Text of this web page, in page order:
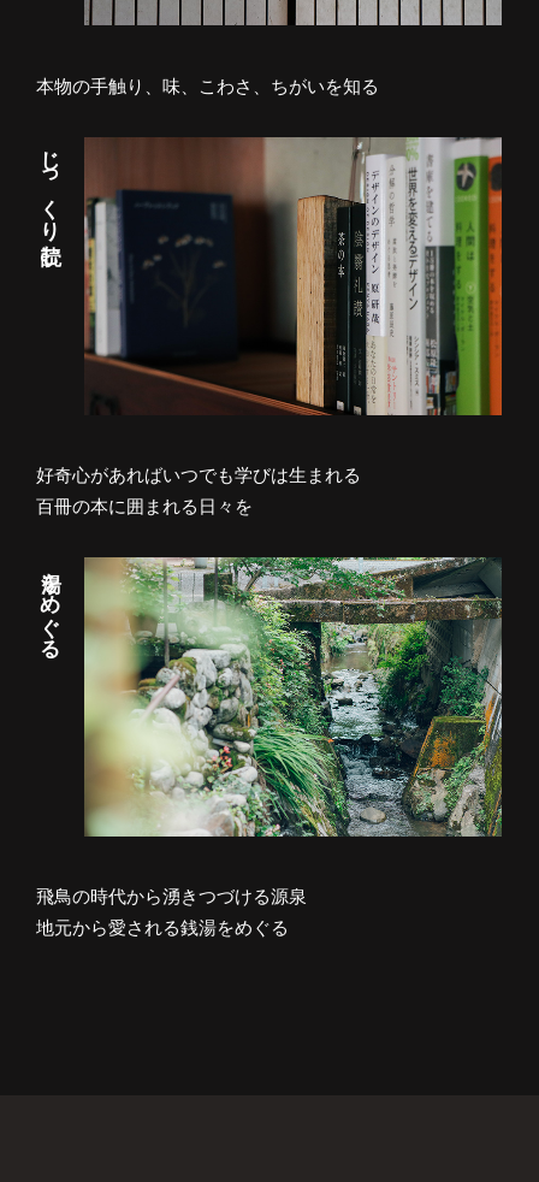
本物の手触り、味、こわさ、ちがいを知る
じっくり読む
好奇心があればいつでも学びは生まれる
百冊の本に囲まれる日々を
湯をめぐる
飛鳥の時代から湧きつづける源泉
地元から愛される銭湯をめぐる